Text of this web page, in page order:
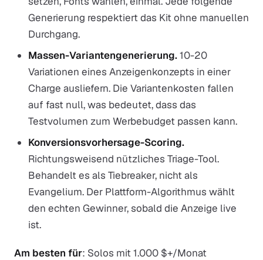
Generierung respektiert das Kit ohne manuellen
Durchgang.
Massen-Variantengenerierung.10-20
Variationen eines Anzeigenkonzepts in einer
Charge ausliefern. Die Variantenkosten fallen
auf fast null, was bedeutet, dass das
Testvolumen zum Werbebudget passen kann.
Konversionsvorhersage-Scoring.
Richtungsweisend nützliches Triage-Tool.
Behandelt es als Tiebreaker, nicht als
Evangelium. Der Plattform-Algorithmus wählt
den echten Gewinner, sobald die Anzeige live
ist.
Am besten für: Solos mit 1.000 $+/Monat